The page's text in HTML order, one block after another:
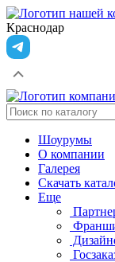
Краснодар
Шоурумы
О компании
Галерея
Скачать
Еще